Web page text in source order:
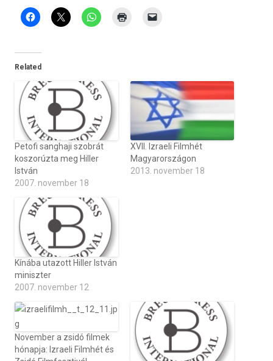
Related
Petofi sanghaji szobrát
koszorúzta meg Hiller
István
2007. november 18
XVII. Izraeli Filmhét
Magyarországon
2013. november 18
Kínába utazott Hiller István
miniszter
2007. november 12
November a zsidó filmek
hónapja: Izraeli Filmhét és